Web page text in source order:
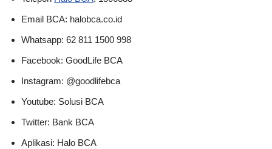
Email BCA: halobca.co.id
Whatsapp: 62 811 1500 998
Facebook: GoodLife BCA
Instagram: @goodlifebca
Youtube: Solusi BCA
Twitter: Bank BCA
Aplikasi: Halo BCA